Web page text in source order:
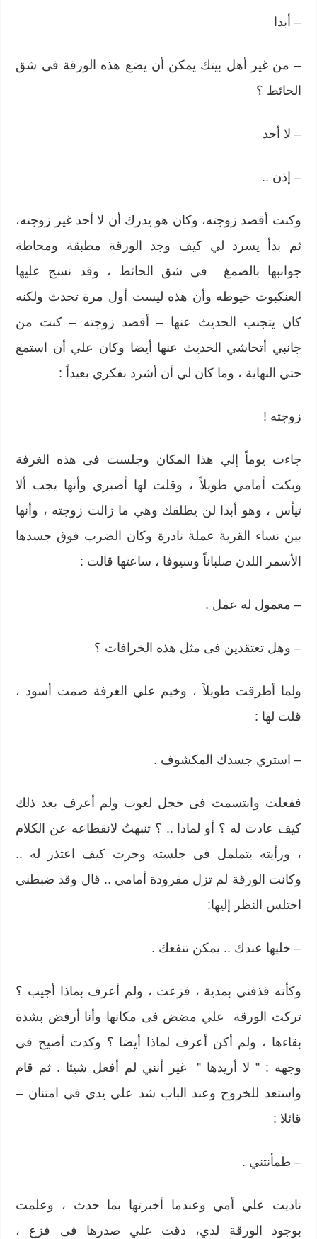
– أبدا
– من غير أهل بيتك يمكن أن يضع هذه الورقة فى شق
الحائط ؟
– لا أحد
– إذن ..
وكنت أقصد زوجته، وكان هو يدرك أن لا أحد غير زوجته،
ثم بدأ يسرد لي كيف وجد الورقة مطبقة ومحاطة
جوانبها بالصمغ فى شق الحائط ، وقد نسج عليها
العنكبوت خيوطه وأن هذه ليست أول مرة تحدث ولكنه
كان يتجنب الحديث عنها – أقصد زوجته – كنت من
جانبي أتحاشي الحديث عنها أيضا وكان علي أن استمع
حتي النهاية ، وما كان لي أن أشرد بفكري بعيداً :
زوجته !
جاءت يوماً إلي هذا المكان وجلست فى هذه الغرفة
وبكت أمامي طويلاً ، وقلت لها أصبري وأنها يجب ألا
تيأس ، وهو أبدا لن يطلقك وهي ما زالت زوجته ، وأنها
بين نساء القرية عملة نادرة وكان الضرب فوق جسدها
الأسمر اللدن صلباناً وسيوفا ، ساعتها قالت :
– معمول له عمل .
– وهل تعتقدين فى مثل هذه الخرافات ؟
ولما أطرقت طويلاً ، وخيم علي الغرفة صمت أسود ،
قلت لها :
– استري جسدك المكشوف .
ففعلت وابتسمت فى خجل لعوب ولم أعرف بعد ذلك
كيف عادت له ؟ أو لماذا .. ؟ تنبهتُ لانقطاعه عن الكلام
، ورأيته يتململ فى جلسته وحرت كيف اعتذر له ..
وكانت الورقة لم تزل مفرودة أمامي .. قال وقد ضبطني
اختلس النظر إليها:
– خليها عندك .. يمكن تنفعك .
وكأنه قذفني بمدية ، فزعت ، ولم أعرف بماذا أجيب ؟
تركت الورقة علي مضض فى مكانها وأنا أرفض بشدة
بقاءها ، ولم أكن أعرف لماذا أيضا ؟ وكدت أصيح فى
وجهه : ” لا أريدها ” غير أنني لم أفعل شيئا . ثم قام
واستعد للخروج وعند الباب شد علي يدي فى امتنان –
قائلا :
– طمأنتني .
ناديت علي أمي وعندما أخبرتها بما حدث ، وعلمت
بوجود الورقة لدي، دقت علي صدرها فى فزع ،